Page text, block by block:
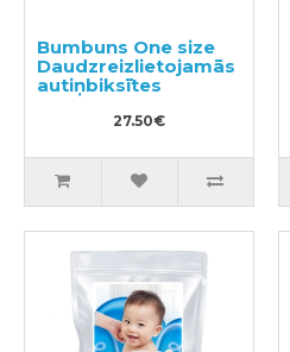
Bumbuns One size
Daudzreizlietojamās
autiņbiksītes
27.50€